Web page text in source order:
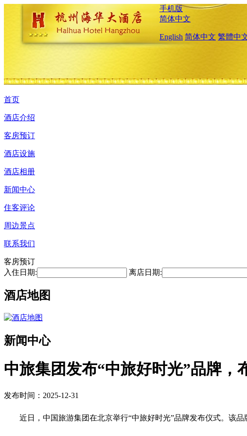
手机版
简体中文
English 简体中文 繁體中
首页
酒店介绍
客房预订
酒店设施
酒店相册
新闻中心
住客评论
周边景点
联系我们
客房预订
入住日期:
离店日期:
酒店地图
新闻中心
中旅集团发布“中旅好时光”品牌，
发布时间：2025-12-31
近日，中国旅游集团在北京举行“中旅好时光”品牌发布仪式。该